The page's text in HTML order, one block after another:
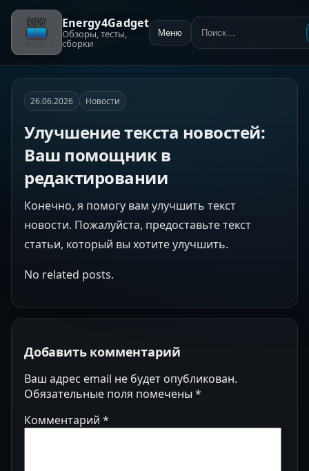
Energy4Gadget
Обзоры, тесты,
сборки
Меню Поиск:
26.06.2026 Новости
Улучшение текста новостей:
Ваш помощник в
редактировании
Конечно, я помогу вам улучшить текст
новости. Пожалуйста, предоставьте текст
статьи, который вы хотите улучшить.
No related posts.
Добавить комментарий
Ваш адрес email не будет опубликован.
Обязательные поля помечены *
Комментарий *